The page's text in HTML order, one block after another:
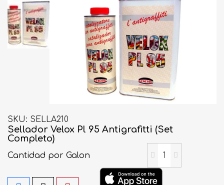
SKU SELLA210
Sellador Velox Pl 95 Antigrafitti (Set
Completo)
Cantidad por Galon